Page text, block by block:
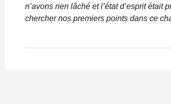
n’avons rien lâché et l’état d’esprit
chercher nos premiers points dans ce